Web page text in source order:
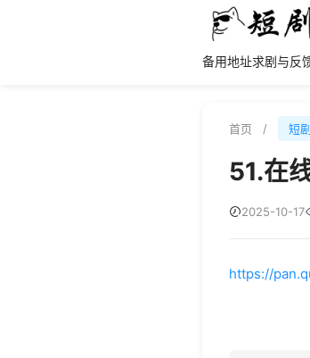
备用地址求剧与反
首页 / 短剧
51.在
2025-10-17
https://